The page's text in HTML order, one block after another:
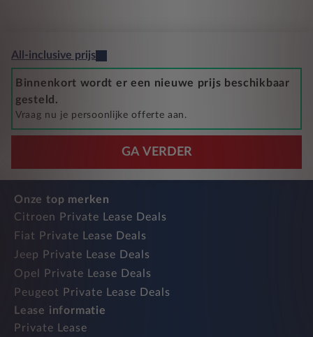
All-inclusive prijs
Binnenkort wordt er een nieuwe prijs beschikbaar
gesteld.
Vraag nu je persoonlijke offerte aan.
GA VERDER
Onze top merken
Citroen Private Lease Deals
Fiat Private Lease Deals
Jeep Private Lease Deals
Opel Private Lease Deals
Peugeot Private Lease Deals
Lease informatie
Private Lease